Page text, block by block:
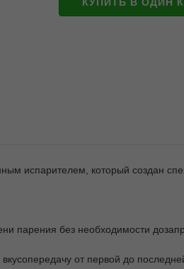
КУПИТЬ В ОДИН
испарителем, который создан
парения без необходимости
от первой до